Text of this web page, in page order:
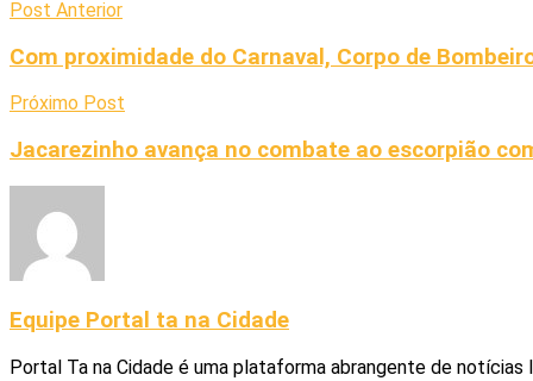
Post Anterior
Com proximidade do Carnaval, Corpo de
Próximo Post
Jacarezinho avança no combate ao escorpião
Equipe Portal ta na Cidade
Portal Ta na Cidade é uma plataforma abrangente de